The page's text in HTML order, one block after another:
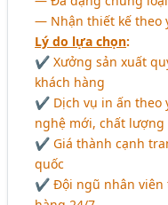
― Nhận thiết kế theo
Lý do lựa chọn:
✔ Xưởng sản xuất
khách hàng
✔ Dịch vụ in ấn theo
nghệ mới, chất lượng
✔ Giá thành cạnh
quốc
✔ Đội ngũ nhân viên